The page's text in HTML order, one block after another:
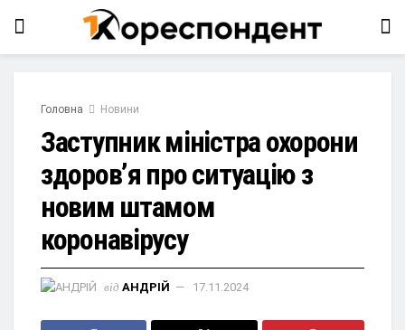
Головна Новини
Заступник міністра охорони
здоров’я про ситуацію з
новим штамом
коронавірусу
від АНДРІЙ 17.11.2024